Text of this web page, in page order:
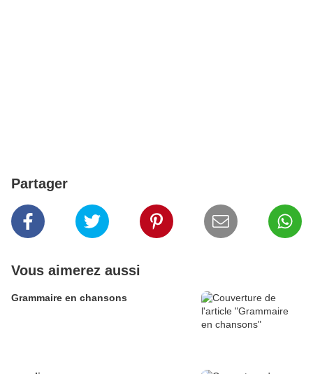
Partager
Vous aimerez aussi
Grammaire en chansons